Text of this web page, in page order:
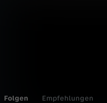
Folgen Empfehlungen